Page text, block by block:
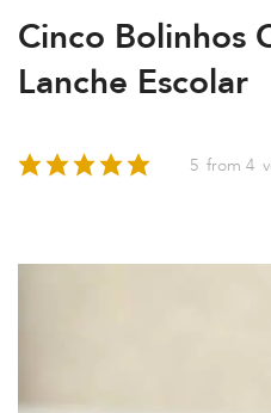
Cinco Bolinhos
Lanche Escolar
5 from 4